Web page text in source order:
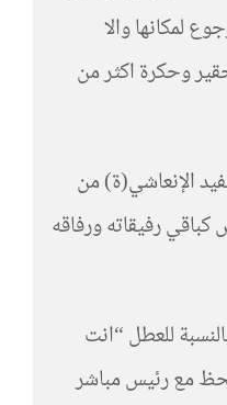
لمكانها والا
وحكرة اكثر من
الإنعاشي(ة) من
رفيقاته ورفاقه
للعطل “انت
مع رئيس مباشر